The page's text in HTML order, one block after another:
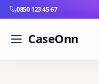
0850 123 45 67
CaseOnn